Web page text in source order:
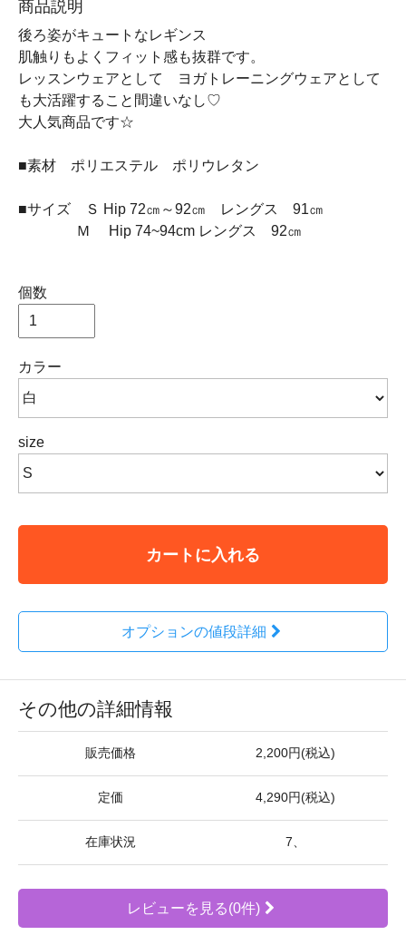
商品説明
後ろ姿がキュートなレギンス
肌触りもよくフィット感も抜群です。
レッスンウェアとして ヨガトレーニングウェアとして
も大活躍すること間違いなし♡
大人気商品です☆
■素材 ポリエステル ポリウレタン
■サイズ Ｓ Hip 72㎝～92㎝ レングス 91㎝
Ｍ Hip 74~94cm レングス 92㎝
個数
カラー
size
カートに入れる
オプションの値段詳細
その他の詳細情報
販売価格 2,200円(税込)
定価 4,290円(税込)
在庫状況 7、
レビューを見る(0件)